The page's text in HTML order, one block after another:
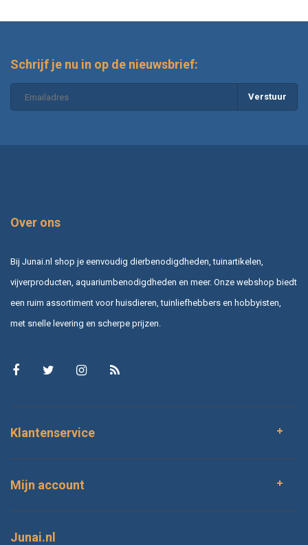
Schrijf je nu in op de nieuwsbrief:
Verstuur
Over ons
Bij Junai.nl shop je eenvoudig dierbenodigdheden, tuinartikelen,
vijverproducten, aquariumbenodigdheden en meer. Onze webshop biedt
een ruim assortiment voor huisdieren, tuinliefhebbers en hobbyisten,
met snelle levering en scherpe prijzen.
Klantenservice
Mijn account
Junai.nl